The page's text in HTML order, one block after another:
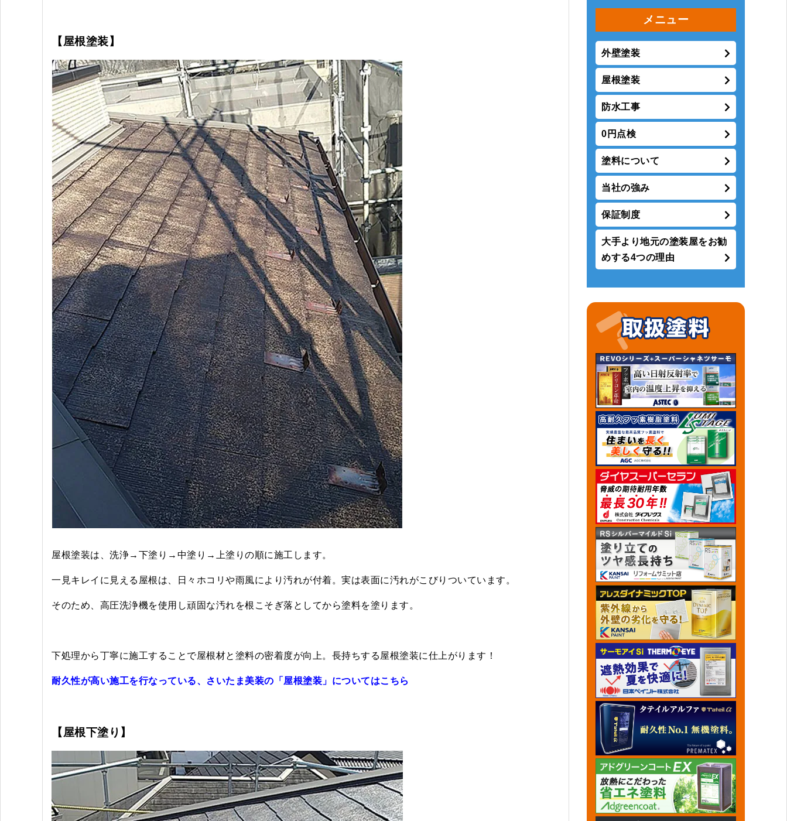
【屋根塗装】
屋根塗装は、洗浄→下塗り→中塗り→上塗りの順に施工します。
一見キレイに見える屋根は、日々ホコリや雨風により汚れが付着。実は表面に汚れがこびりついています。
そのため、高圧洗浄機を使用し頑固な汚れを根こそぎ落としてから塗料を塗ります。
下処理から丁寧に施工することで屋根材と塗料の密着度が向上。長持ちする屋根塗装に仕上がります！
耐久性が高い施工を行なっている、さいたま美装の「屋根塗装」についてはこちら
【屋根下塗り】
メニュー
外壁塗装
屋根塗装
防水工事
0円点検
塗料について
当社の強み
保証制度
大手より地元の塗装屋をお勧
めする4つの理由